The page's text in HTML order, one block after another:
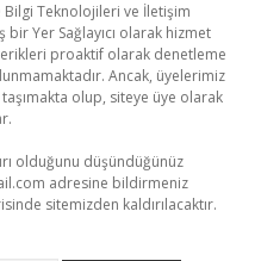
Bilgi Teknolojileri ve İletişim
bir Yer Sağlayıcı olarak hizmet
proaktif olarak denetleme
Ancak, üyelerimiz
olup, siteye üye olarak
olduğunu düşündüğünüz
adresine bildirmeniz
sitemizden kaldırılacaktır.